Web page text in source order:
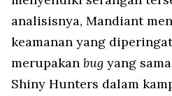
analisisnya, Mandiant
keamanan yang
merupakan bug yang
Shiny Hunters dalam